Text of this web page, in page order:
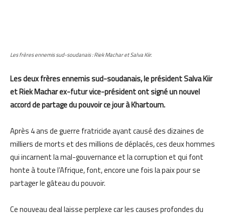
Les frères ennemis sud-soudanais : Riek Machar et Salva Kiir.
Les deux frères ennemis sud-soudanais, le président Salva Kiir
et Riek Machar ex-futur vice-président ont signé un nouvel
accord de partage du pouvoir ce jour à Khartoum.
Après 4 ans de guerre fratricide ayant causé des dizaines de
milliers de morts et des millions de déplacés, ces deux hommes
qui incarnent la mal-gouvernance et la corruption et qui font
honte à toute l’Afrique, font, encore une fois la paix pour se
partager le gâteau du pouvoir.
Ce nouveau deal laisse perplexe car les causes profondes du